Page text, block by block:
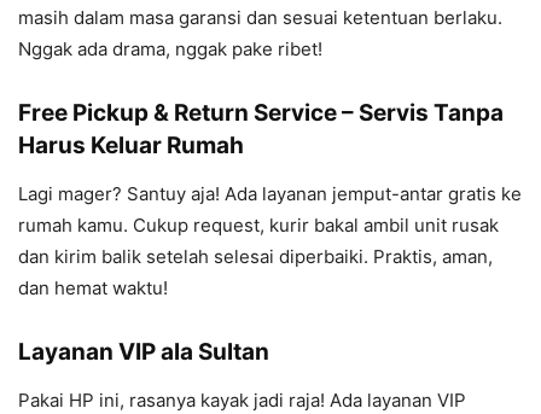
masih dalam masa garansi dan sesuai ketentuan berlaku.
Nggak ada drama, nggak pake ribet!
Free Pickup & Return Service – Servis Tanpa
Harus Keluar Rumah
Lagi mager? Santuy aja! Ada layanan jemput-antar gratis ke
rumah kamu. Cukup request, kurir bakal ambil unit rusak
dan kirim balik setelah selesai diperbaiki. Praktis, aman,
dan hemat waktu!
Layanan VIP ala Sultan
Pakai HP ini, rasanya kayak jadi raja! Ada layanan VIP